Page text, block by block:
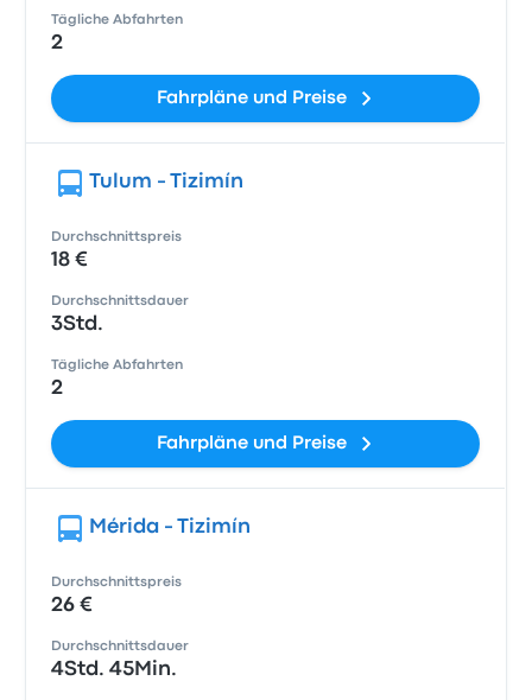
Tägliche Abfahrten
2
Fahrpläne und Preise
Tulum - Tizimín
Durchschnittspreis
18 €
Durchschnittsdauer
3Std.
Tägliche Abfahrten
2
Fahrpläne und Preise
Mérida - Tizimín
Durchschnittspreis
26 €
Durchschnittsdauer
4Std. 45Min.